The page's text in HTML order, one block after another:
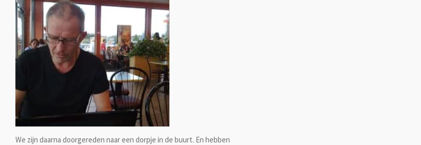
We zijn daarna doorgereden naar een dorpje in de buurt. En hebben